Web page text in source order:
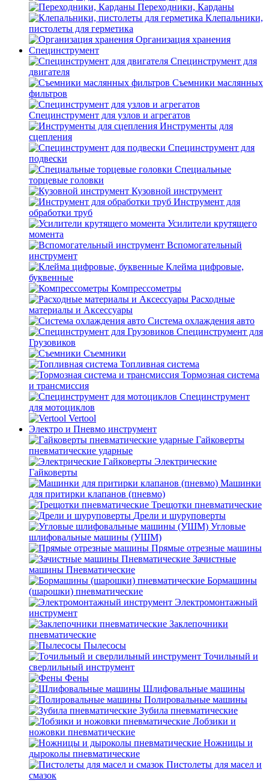
Переходники, Карданы
Клепальники,
пистолеты для герметика
Организация хранения
Специнструмент
Специнструмент для
двигателя
Съемники маслянных
фильтров
Специнструмент для узлов и агрегатов
Инструменты для
сцепления
Специнструмент для
подвески
Специальные
торцевые головки
Кузовной инструмент
Инструмент для
обработки труб
Усилители крутящего
момента
Вспомогательный
инструмент
Клейма цифровые,
буквенные
Компрессометры
Расходные
материалы и Аксессуары
Система охлаждения авто
Специнструмент для
Грузовиков
Съемники
Топливная система
Тормозная система
и трансмиссия
Специнструмент
для мотоциклов
Vertool
Электро и Пневмо инструмент
Гайковерты
пневматические ударные
Электрические
Гайковерты
Машинки
для притирки клапанов (пневмо)
Трещотки пневматические
Дрели и шуруповерты
Угловые
шлифовальные машины (УШМ)
Прямые отрезные машины
Зачистные
машины Пневматические
Бормашины
(шарошки) пневматические
Электромонтажный
инструмент
Заклепочники
пневматические
Пылесосы
Точильный и
сверлильный инструмент
Фены
Шлифовальные машины
Полировальные машины
Зубила пневматические
Лобзики и
ножовки пневматические
Ножницы и
дыроколы пневматические
Пистолеты для масел и
смазок